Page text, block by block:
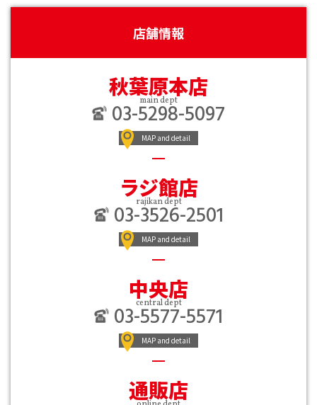
店舗情報
秋葉原本店
main dept
03-5298-5097
MAP and detail
ラジ館店
rajikan dept
03-3526-2501
MAP and detail
中央店
central dept
03-5577-5571
MAP and detail
通販店